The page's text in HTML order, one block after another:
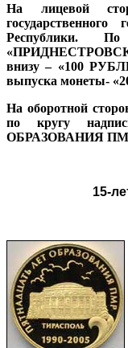
На лицевой
Республики.
внизу – «100
выпуска монеты-
На оборотной
по кругу
ОБРАЗОВАНИЯ
15-